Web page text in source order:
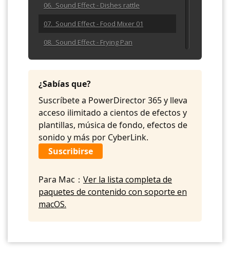
06. Sound Effect - Dishes rattle
07. Sound Effect - Food Mixer 01
08. Sound Effect - Frying Pan
09. Sound Effect - Gashob 02
10. Sound Effect - Kitchen Ice
11. Sound Effect - Lemonade Bottle
12. Sound Effect - Lit Match
13. Sound Effect - Matchburn
14. Sound Effect - Matchstrike
16. Sound Effect - Saucepan
17. Sound Effect - Tap 01
19. Sound Effect - Tea Stir
¿Sabías que?
Suscríbete a PowerDirector 365 y lleva
acceso ilimitado a cientos de efectos y
plantillas, música de fondo, efectos de
sonido y más por CyberLink.
Suscribirse
Para Mac： Ver la lista completa de
paquetes de contenido con soporte en
macOS.